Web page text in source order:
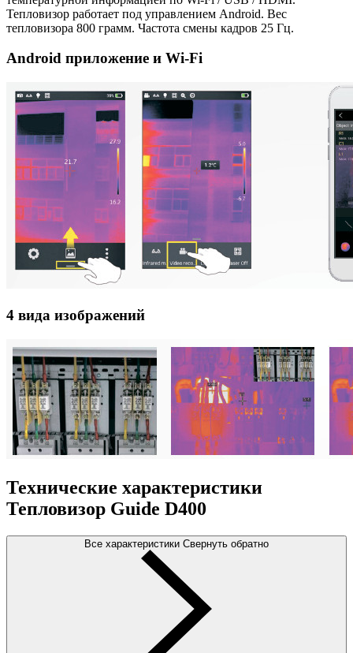
Тепловизор работает под управлением Android. Вес
тепловизора 800 грамм. Частота смены кадров 25 Гц.
Android приложение и Wi-Fi
4 вида изображений
Технические характеристики
Тепловизор Guide D400
Все характеристики Свернуть обратно